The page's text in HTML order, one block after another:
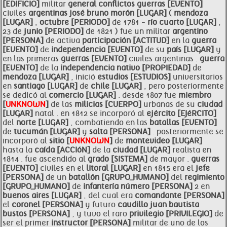
[EDIFICIO] militar general conflictos guerras [EVENTO]
civiles argentinas josé bruno morón [LUGAR] ( mendoza
[LUGAR] , octubre [PERIODO] de 1781 - río cuarto [LUGAR] ,
23 de junio [PERIODO] de 1821 ) fue un militar argentino
[PERSONA] de activa participación [ACTITUD] en la guerra
[EVENTO] de independencia [EVENTO] de su país [LUGAR] y
en las primeras guerras [EVENTO] civiles argentinas . guerra
[EVENTO] de la independencia nativo [PROPIEDAD] de
mendoza [LUGAR] , inició estudios [ESTUDIOS] universitarios
en santiago [LUGAR] de chile [LUGAR] , pero posteriormente
se dedicó al comercio [LUGAR] . desde 1807 fue miembro
[UNKNOWN] de las milicias [CUERPO] urbanas de su ciudad
[LUGAR] natal . en 1812 se incorporó al ejército [EJéRCITO]
del norte [LUGAR] , combatiendo en las batallas [EVENTO]
de tucumán [LUGAR] y salta [PERSONA] . posteriormente se
incorporó al sitio [UNKNOWN] de montevideo [LUGAR]
hasta la caída [ACCIóN] de la ciudad [LUGAR] realista en
1814 . fue ascendido al grado [SISTEMA] de mayor . guerras
[EVENTO] civiles en el litoral [LUGAR] en 1815 era el jefe
[PERSONA] de un batallón [GRUPO_HUMANO] del regimiento
[GRUPO_HUMANO] de infantería número [PERSONA] 2 en
buenos aires [LUGAR] , del cual era comandante [PERSONA]
el coronel [PERSONA] y futuro caudillo juan bautista
bustos [PERSONA] , y tuvo el raro privilegio [PRIVILEGIO] de
ser el primer instructor [PERSONA] militar de uno de los